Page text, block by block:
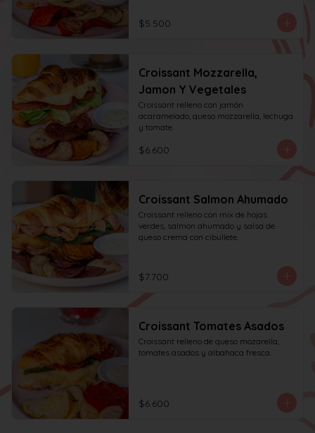
$5.500
Croissant Mozzarella,
Jamon Y Vegetales
Croissant relleno con jamón
acaramelado, queso mozzarella, lechuga
y tomate.
$6.600
Croissant Salmon Ahumado
Croissant relleno con mix de hojas
verdes, salmon ahumado y salsa de
queso crema con cibullete.
$7.700
Croissant Tomates Asados
Croissant relleno de queso mozarella,
tomates asados y albahaca fresca.
$6.600